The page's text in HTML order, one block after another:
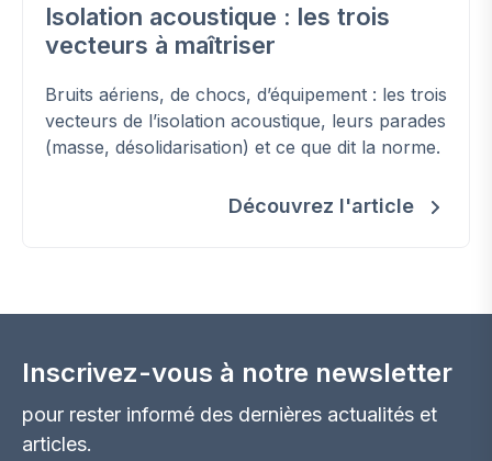
Isolation acoustique : les trois
vecteurs à maîtriser
Bruits aériens, de chocs, d’équipement : les trois
vecteurs de l’isolation acoustique, leurs parades
(masse, désolidarisation) et ce que dit la norme.
Découvrez l'article
Inscrivez-vous à notre newsletter
pour rester informé des dernières actualités et
articles.